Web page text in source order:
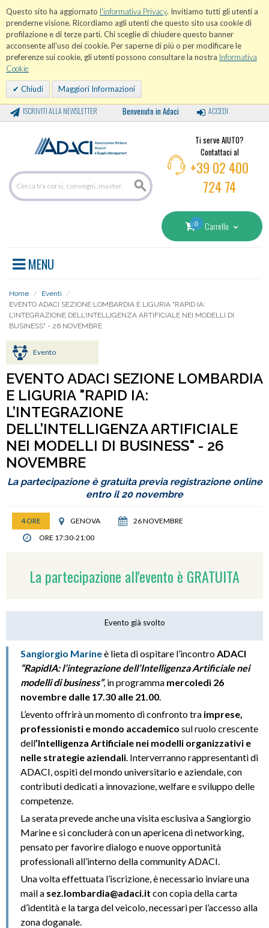
Questo sito ha aggiornato l'informativa Privacy. Invitiamo tutti gli utenti a
prenderne visione. Ricordiamo agli utenti che questo sito usa cookie di
profilazione e di terze parti. Chi sceglie di chiudere questo banner
acconsente all'uso dei cookie. Per saperne di più o per modificare le
preferenze sui cookie, gli utenti possono consultare la nostra Informativa
Cookie
Chiudi Maggiori Informazioni
ISCRIVITI ALLA NEWSLETTER Benvenuto in Adaci ACCEDI
Ti serve AIUTO?
Contattaci al
+39 02 400
724 74
0 Carrello
MENU
Home / Eventi /
EVENTO ADACI SEZIONE LOMBARDIA E LIGURIA "RAPID IA:
L’INTEGRAZIONE DELL’INTELLIGENZA ARTIFICIALE NEI MODELLI DI
BUSINESS" - 26 NOVEMBRE
Evento
EVENTO ADACI SEZIONE LOMBARDIA
E LIGURIA "RAPID IA:
L’INTEGRAZIONE
DELL’INTELLIGENZA ARTIFICIALE
NEI MODELLI DI BUSINESS" - 26
NOVEMBRE
La partecipazione è gratuita previa registrazione online
entro il 20 novembre
4 ORE GENOVA
26 NOVEMBRE
ORE 17:30-21:00
La partecipazione all'evento è GRATUITA
Evento già svolto
Sangiorgio Marineè lieta di ospitare l’incontroADACI
“RapidIA: l’integrazione dell’Intelligenza Artificiale nei
modelli di business”, in programma mercoledì 26
novembre dalle 17.30 alle 21.00.
L’evento offrirà un momento di confronto tra imprese,
professionisti e mondo accademico sul ruolo crescente
dell’Intelligenza Artificiale nei modelli organizzativi e
nelle strategie aziendali. Interverranno rappresentanti di
ADACI, ospiti del mondo universitario e aziendale, con
contributi dedicati a innovazione, welfare e sviluppo delle
competenze.
La serata prevede anche una visita esclusiva a Sangiorgio
Marine e si concluderà con un apericena di networking,
pensato per favorire dialogo e nuove opportunità
professionali all’interno della community ADACI.
Una volta effettuata l’iscrizione, è necessario inviare una
mail a sez.lombardia@adaci.it con copia della carta
d’identità e la targa del veicolo, necessari per l’accesso alla
zona doganale.